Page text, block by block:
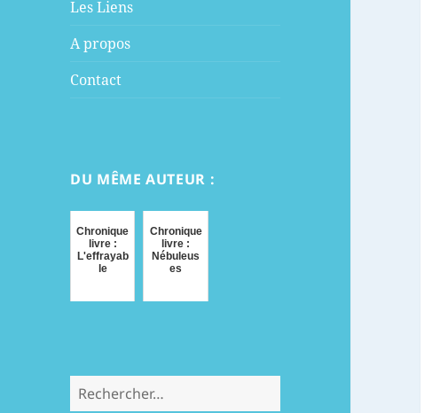
Les Liens
A propos
Contact
DU MÊME AUTEUR :
Chronique
livre :
L'effrayab
le
Chronique
livre :
Nébuleus
es
Rechercher :